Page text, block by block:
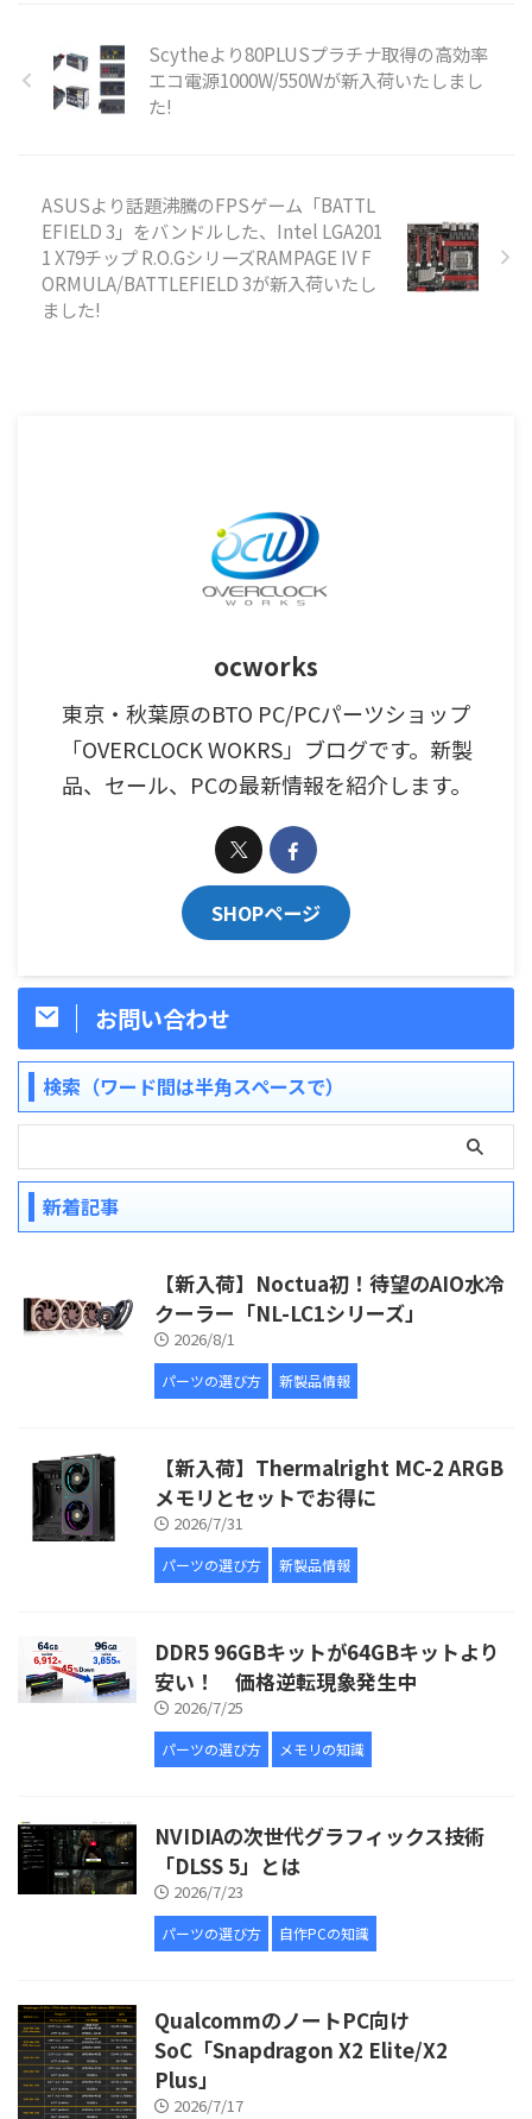
Scytheより80PLUSプラチナ取得の高効率
エコ電源1000W/550Wが新入荷いたしまし
た!
ASUSより話題沸騰のFPSゲーム「BATTL
EFIELD 3」をバンドルした、Intel LGA201
1 X79チップ R.O.GシリーズRAMPAGE IV F
ORMULA/BATTLEFIELD 3が新入荷いたし
ました!
ocworks
東京・秋葉原のBTO PC/PCパーツショップ
「OVERCLOCK WOKRS」ブログです。新製
品、セール、PCの最新情報を紹介します。
SHOPページ
お問い合わせ
検索（ワード間は半角スペースで）
新着記事
【新入荷】Noctua初！待望のAIO水冷
クーラー「NL-LC1シリーズ」
2026/8/1
パーツの選び方 新製品情報
【新入荷】Thermalright MC-2 ARGB
メモリとセットでお得に
2026/7/31
パーツの選び方 新製品情報
DDR5 96GBキットが64GBキットより
安い！ 価格逆転現象発生中
2026/7/25
パーツの選び方 メモリの知識
NVIDIAの次世代グラフィックス技術
「DLSS 5」とは
2026/7/23
パーツの選び方 自作PCの知識
QualcommのノートPC向け
SoC「Snapdragon X2 Elite/X2
Plus」
2026/7/17